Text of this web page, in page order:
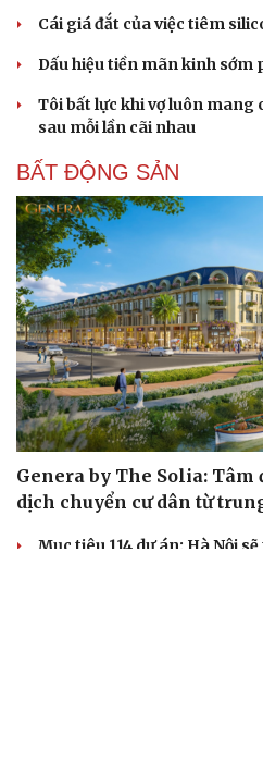
Cái giá đắt của việc tiêm
Dấu hiệu tiền mãn kinh sớm
Tôi bất lực khi vợ luôn mang
sau mỗi lần cãi nhau
BẤT ĐỘNG SẢN
Genera by The Solia:
dịch chuyển cư dân từ
Mục tiêu 114 dự án: Hà Nội